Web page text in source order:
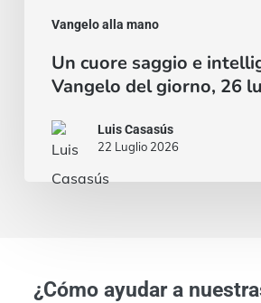
Vangelo alla mano
Un cuore saggio e
Vangelo del giorno, 26
Luis Casasús
22 Luglio 2026
¿Cómo ayudar a